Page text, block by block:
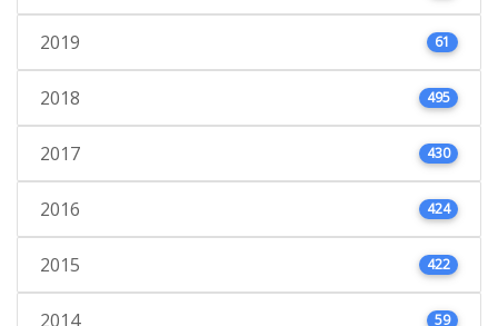
2019 61
2018 495
2017 430
2016 424
2015 422
2014 59